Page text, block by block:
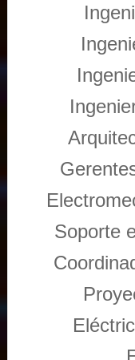
Soporte